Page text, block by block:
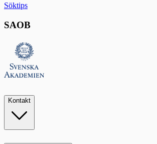
Söktips
SAOB
Kontakt